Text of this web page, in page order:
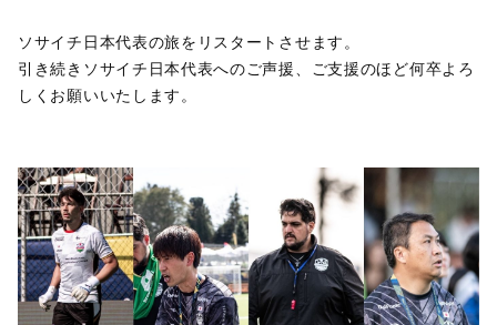
ソサイチ日本代表の旅をリスタートさせます。
引き続きソサイチ日本代表へのご声援、ご支援のほど何卒よろ
しくお願いいたします。